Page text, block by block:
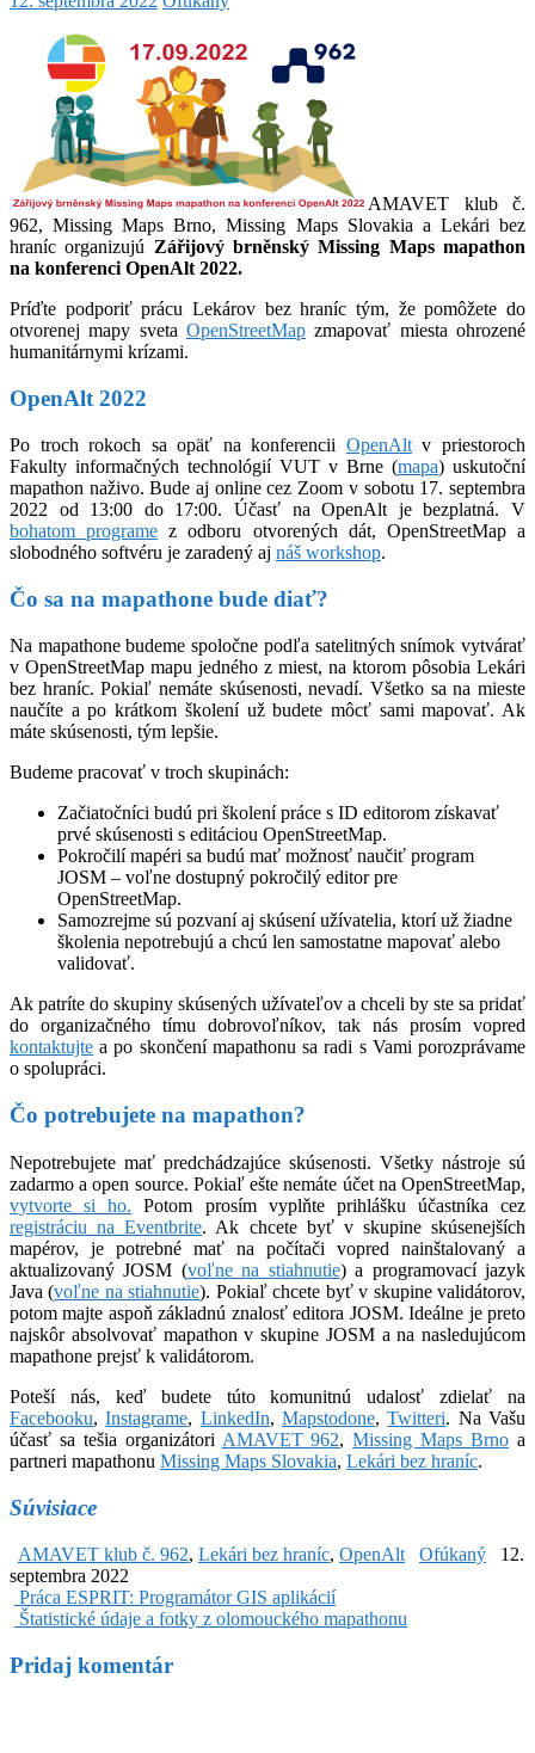
AMAVET klub č.
962, Missing Maps Brno, Missing Maps Slovakia a Lekári bez
hraníc organizujú Zářijový brněnský Missing Maps mapathon
na konferenci OpenAlt 2022.
Príďte podporiť prácu Lekárov bez hraníc tým, že pomôžete do
otvorenej mapy sveta OpenStreetMap zmapovať miesta ohrozené
humanitárnymi krízami.
OpenAlt 2022
Po troch rokoch sa opäť na konferencii OpenAltv priestoroch
Fakulty informačných technológií VUT v Brne (mapa) uskutoční
mapathon naživo. Bude aj online cez Zoom v sobotu 17. septembra
2022 od 13:00 do 17:00. Účasť na OpenAlt je bezplatná. V
bohatom programe z odboru otvorených dát, OpenStreetMap a
slobodného softvéru je zaradený aj náš workshop.
Čo sa na mapathone bude diať?
Na mapathone budeme spoločne podľa satelitných snímok vytvárať
v OpenStreetMap mapu jedného z miest, na ktorom pôsobia Lekári
bez hraníc. Pokiaľ nemáte skúsenosti, nevadí. Všetko sa na mieste
naučíte a po krátkom školení už budete môcť sami mapovať. Ak
máte skúsenosti, tým lepšie.
Budeme pracovať v troch skupinách:
Začiatočníci budú pri školení práce s ID editorom získavať
prvé skúsenosti s editáciou OpenStreetMap.
Pokročilí mapéri sa budú mať možnosť naučiť program
JOSM – voľne dostupný pokročilý editor pre
OpenStreetMap.
Samozrejme sú pozvaní aj skúsení užívatelia, ktorí už žiadne
školenia nepotrebujú a chcú len samostatne mapovať alebo
validovať.
Ak patríte do skupiny skúsených užívateľov a chceli by ste sa pridať
do organizačného tímu dobrovoľníkov, tak nás prosím vopred
kontaktujte a po skončení mapathonu sa radi s Vami porozprávame
o spolupráci.
Čo potrebujete na mapathon?
Nepotrebujete mať predchádzajúce skúsenosti. Všetky nástroje sú
zadarmo a open source. Pokiaľ ešte nemáte účet na OpenStreetMap,
vytvorte si ho. Potom prosím vyplňte prihlášku účastníka cez
registráciu na Eventbrite. Ak chcete byť v skupine skúsenejších
mapérov, je potrebné mať na počítači vopred nainštalovaný a
aktualizovaný JOSM (voľne na stiahnutie) a programovací jazyk
Java (voľne na stiahnutie). Pokiaľ chcete byť v skupine validátorov,
potom majte aspoň základnú znalosť editora JOSM. Ideálne je preto
najskôr absolvovať mapathon v skupine JOSM a na nasledujúcom
mapathone prejsť k validátorom.
Poteší nás, keď budete túto komunitnú udalosť zdielať na
Facebooku,Instagrame, LinkedIn,Mapstodone,Twitteri. Na Vašu
účasť sa tešia organizátori AMAVET 962,Missing Maps Brno a
partneri mapathonu Missing Maps Slovakia, Lekári bez hraníc.
Súvisiace
AMAVET klub č. 962, Lekári bez hraníc, OpenAlt Ofúkaný
12.
septembra 2022
Post
navigation
Práca ESPRIT: Programátor GIS aplikácií
Štatistické údaje a fotky z olomouckého mapathonu
Pridaj komentár